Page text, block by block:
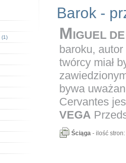
(1)
Barok -
MIGUEL
baroku,
twórcy miał
bywa
Cervantes
VEGA
Ściąga - ilość